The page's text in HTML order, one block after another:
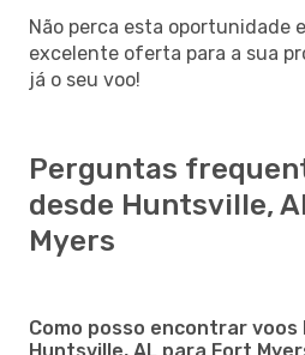
Não perca esta oportunidade
excelente oferta para a sua
já o seu voo!
Perguntas
desde Huntsville,
Myers
Como posso encontrar